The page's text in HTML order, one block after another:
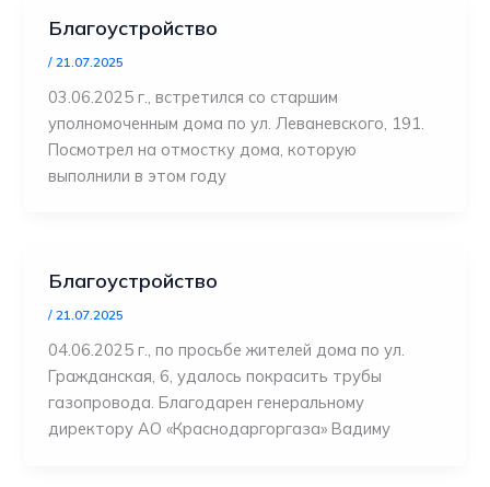
Благоустройство
/21.07.2025
03.06.2025 г., встретился со старшим
уполномоченным дома по ул. Леваневского, 191.
Посмотрел на отмостку дома, которую
выполнили в этом году
Благоустройство
/21.07.2025
04.06.2025 г., по просьбе жителей дома по ул.
Гражданская, 6, удалось покрасить трубы
газопровода. Благодарен генеральному
директору АО «Краснодаргоргаза» Вадиму